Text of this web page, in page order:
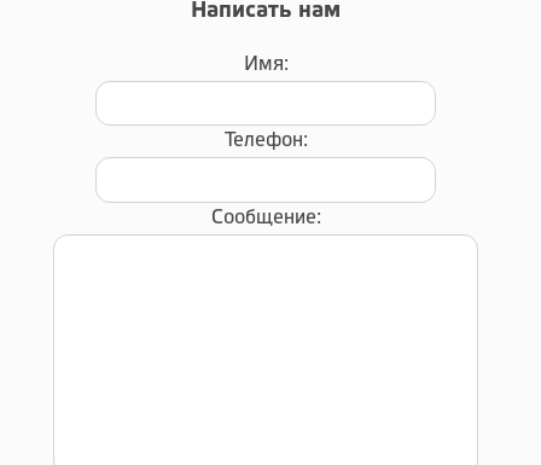
Написать нам
Имя:
Телефон:
Сообщение: